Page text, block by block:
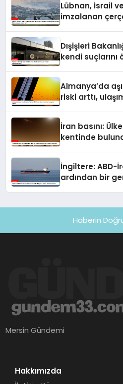
Lübnan, İsrail
imzalanan
Dışişleri
kendi
Almanya’da
riski arttı,
İran basını:
kentinde
İngiltere: ABD-
ardından bir
Haberin
Mersin Gündemi
Hakkımızda